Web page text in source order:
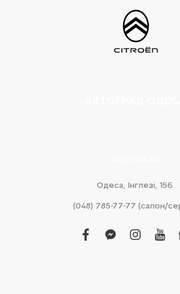
Одеса, Інглезі, 15б
(048) 785-77-77 (салон/
facebook
facebook-